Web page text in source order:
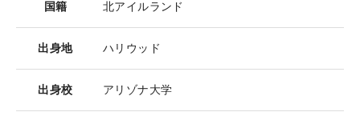
国籍 北アイルランド
出身地 ハリウッド
出身校 アリゾナ大学